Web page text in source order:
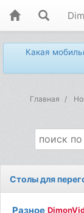
Какая
Главная
Столы для
Разное